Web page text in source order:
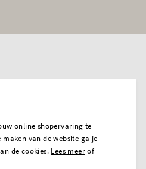
online shopervaring te
van de website ga je
de cookies. Lees meerof